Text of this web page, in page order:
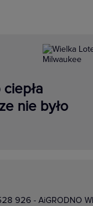
nie było
926 - AiGRODNO